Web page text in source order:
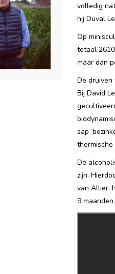
volledig
hij Duval
Op
totaal
maar dan
De druiven
Bij David
sap
De
zijn.
van Allier.
9